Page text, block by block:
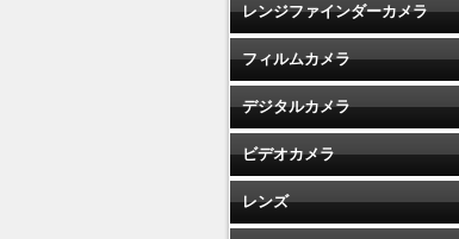
レンジファインダーカメラ
フィルムカメラ
デジタルカメラ
ビデオカメラ
レンズ